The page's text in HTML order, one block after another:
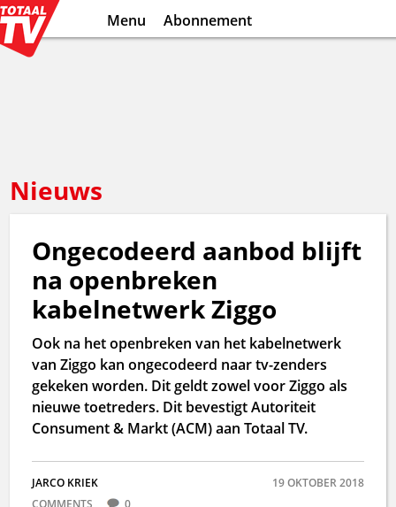
Menu Abonnement
Nieuws
Ongecodeerd aanbod blijft
na openbreken
kabelnetwerk Ziggo
Ook na het openbreken van het kabelnetwerk
van Ziggo kan ongecodeerd naar tv-zenders
gekeken worden. Dit geldt zowel voor Ziggo als
nieuwe toetreders. Dit bevestigt Autoriteit
Consument & Markt (ACM) aan Totaal TV.
JARCO KRIEK
19 OKTOBER 2018
COMMENTS
0